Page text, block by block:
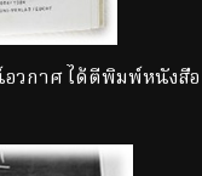
วกาศ ได้ตีพิมพ์หนังสื